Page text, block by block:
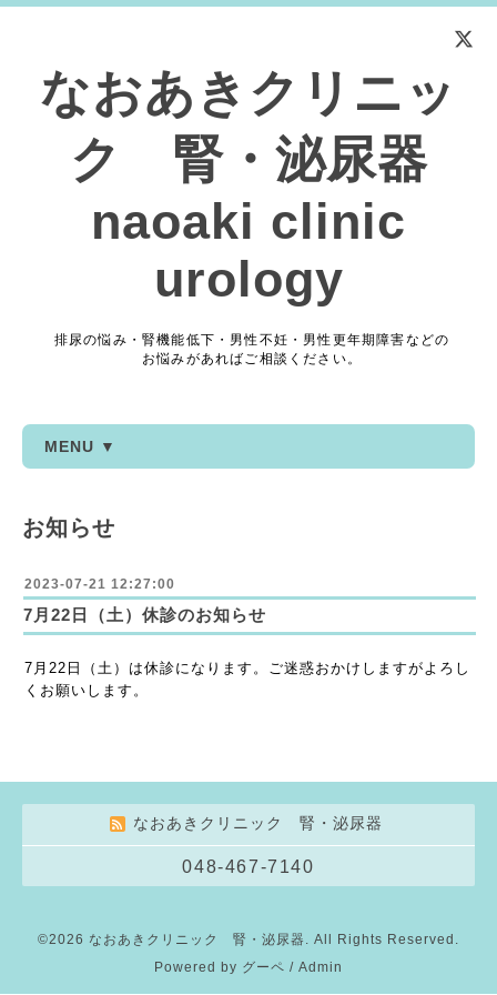
なおあきクリニッ
ク 腎・泌尿器
naoaki clinic
urology
排尿の悩み・腎機能低下・男性不妊・男性更年期障害などの
お悩みがあればご相談ください。
MENU ▼
お知らせ
2023-07-21 12:27:00
7月22日（土）休診のお知らせ
7月22日（土）は休診になります。ご迷惑おかけしますがよろし
くお願いします。
なおあきクリニック 腎・泌尿器
048-467-7140
©2026 なおあきクリニック 腎・泌尿器 . All Rights Reserved.
Powered by グーペ / Admin